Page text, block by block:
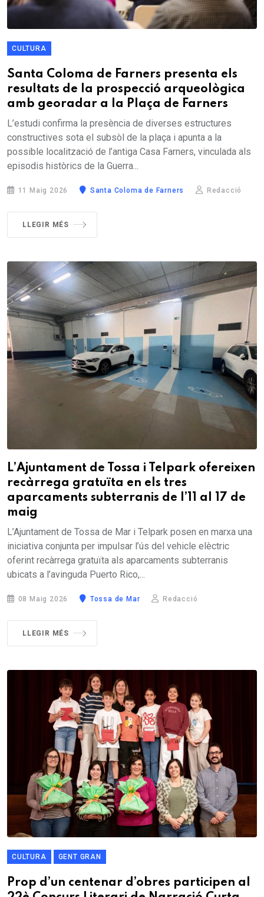
CULTURA
Santa Coloma de Farners presenta els
resultats de la prospecció arqueològica
amb georadar a la Plaça de Farners
L’estudi confirma la presència de diverses estructures
constructives sota el subsòl de la plaça i apunta a la
possible localització de l’antiga Casa Farners, vinculada als
episodis històrics de la Guerra...
11 Maig 2026 Santa Coloma de Farners Redacció
LLEGIR MÉS
L’Ajuntament de Tossa i Telpark ofereixen
recàrrega gratuïta en els tres
aparcaments subterranis de l’11 al 17 de
maig
L’Ajuntament de Tossa de Mar i Telpark posen en marxa una
iniciativa conjunta per impulsar l’ús del vehicle elèctric
oferint recàrrega gratuïta als aparcaments subterranis
ubicats a l’avinguda Puerto Rico,...
08 Maig 2026 Tossa de Mar Redacció
LLEGIR MÉS
CULTURA GENT GRAN
Prop d’un centenar d’obres participen al